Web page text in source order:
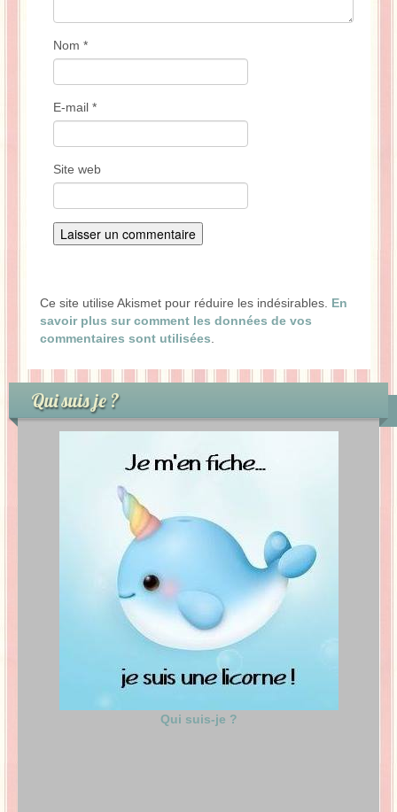
Nom *
E-mail *
Site web
Ce site utilise Akismet pour réduire les indésirables. En
savoir plus sur comment les données de vos
commentaires sont utilisées
Qui suis je ?
Qui suis-je ?